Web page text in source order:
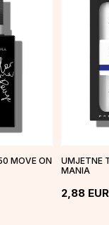
MOVE ON
UMJETNE
MANIA
2,88 EUR